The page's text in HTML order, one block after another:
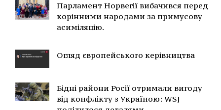
Парламент Норвегії вибачився перед
корінними народами за примусову
асиміляцію.
Огляд європейського керівництва
Бідні райони Росії отримали вигоду
від конфлікту з Україною: WSJ